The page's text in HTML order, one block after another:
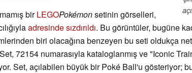
birLEGOPokémonsetinin görselleri,
adresinde sızdırıldı. Bu görüntüler, bugüne
biri olacağına benzeyen bu seti oldukça
72154 numarasıyla kataloglanmış ve "Iconic
Set, açılabilen büyük bir Poké Ball'u gösteriyor;